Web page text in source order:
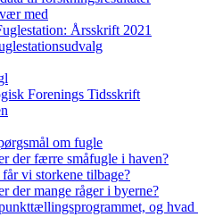
med
Årsskrift 2021
Forenings Tidsskrift
om fugle
der færre småfugle i haven?
vi storkene tilbage?
der mange råger i byerne?
og